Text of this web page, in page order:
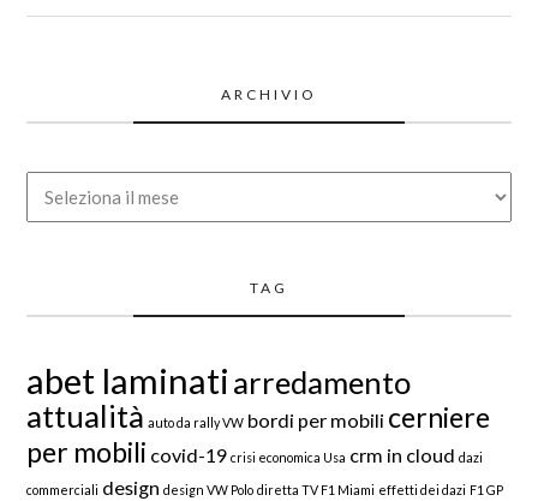
ARCHIVIO
Archivio
TAG
abet laminati arredamento
attualità auto da rally VW bordi per mobili cerniere
per mobili covid-19 crisi economica Usa crm in cloud dazi
commerciali design design VW Polo diretta TV F1 Miami effetti dei dazi F1 GP